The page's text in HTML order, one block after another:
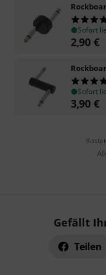
Sofort
2,90 €
Sofort
3,90 €
Gefällt
Teilen